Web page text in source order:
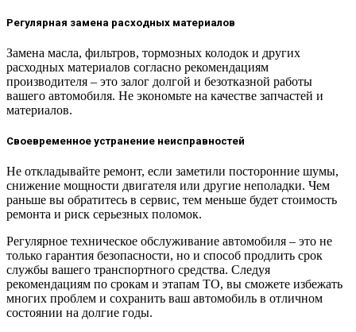
Регулярная замена расходных материалов
Замена масла, фильтров, тормозных колодок и других
расходных материалов согласно рекомендациям
производителя – это залог долгой и безотказной работы
вашего автомобиля. Не экономьте на качестве запчастей и
материалов.
Своевременное устранение неисправностей
Не откладывайте ремонт, если заметили посторонние шумы,
снижение мощности двигателя или другие неполадки. Чем
раньше вы обратитесь в сервис, тем меньше будет стоимость
ремонта и риск серьезных поломок.
Регулярное техническое обслуживание автомобиля – это не
только гарантия безопасности, но и способ продлить срок
службы вашего транспортного средства. Следуя
рекомендациям по срокам и этапам ТО, вы сможете избежать
многих проблем и сохранить ваш автомобиль в отличном
состоянии на долгие годы.